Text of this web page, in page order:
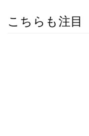
こちらも注目